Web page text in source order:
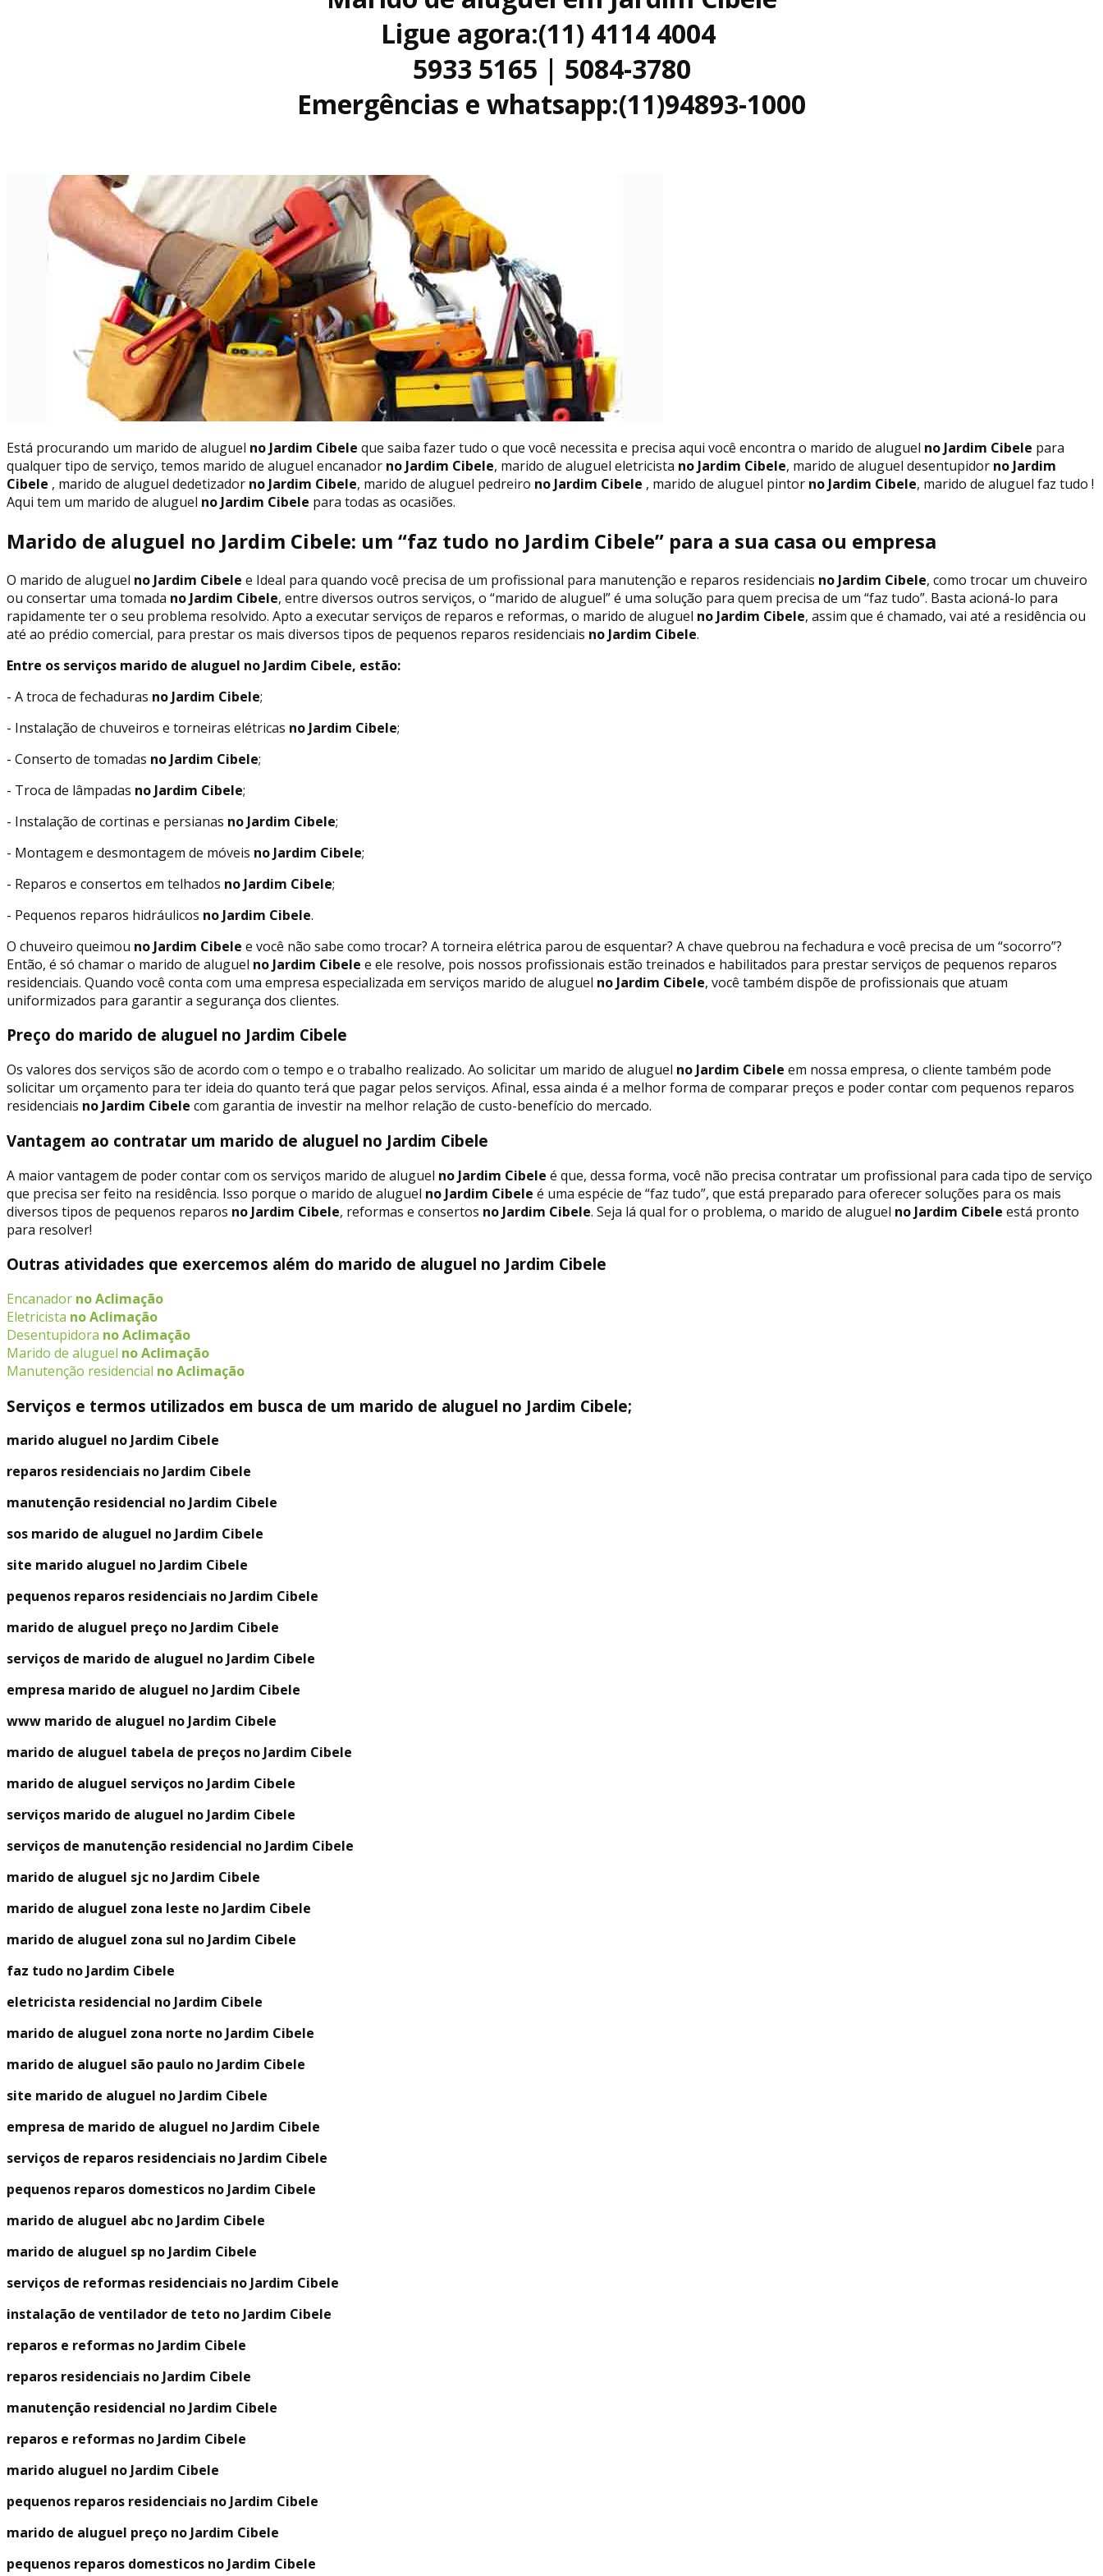
Ligue agora:(11) 4114 4004
5933 5165 | 5084-3780
Emergências e whatsapp:(11)94893-1000
Está procurando um marido de aluguel no Jardim Cibele que saiba fazer tudo o que você necessita e precisa aqui você encontra o marido de aluguel no Jardim Cibele para
qualquer tipo de serviço, temos marido de aluguel encanador no Jardim Cibele, marido de aluguel eletricista no Jardim Cibele, marido de aluguel desentupidor no Jardim
Cibele , marido de aluguel dedetizador no Jardim Cibele, marido de aluguel pedreiro no Jardim Cibele , marido de aluguel pintor no Jardim Cibele, marido de aluguel faz tudo !
Aqui tem um marido de aluguel no Jardim Cibele para todas as ocasiões.
Marido de aluguel no Jardim Cibele: um “faz tudo no Jardim Cibele” para a sua casa ou empresa
O marido de aluguel no Jardim Cibele e Ideal para quando você precisa de um profissional para manutenção e reparos residenciais no Jardim Cibele, como trocar um chuveiro
ou consertar uma tomada no Jardim Cibele, entre diversos outros serviços, o “marido de aluguel” é uma solução para quem precisa de um “faz tudo”. Basta acioná-lo para
rapidamente ter o seu problema resolvido. Apto a executar serviços de reparos e reformas, o marido de aluguel no Jardim Cibele, assim que é chamado, vai até a residência ou
até ao prédio comercial, para prestar os mais diversos tipos de pequenos reparos residenciais no Jardim Cibele.
Entre os serviços marido de aluguel no Jardim Cibele, estão:
- A troca de fechaduras no Jardim Cibele;
- Instalação de chuveiros e torneiras elétricas no Jardim Cibele;
- Conserto de tomadas no Jardim Cibele;
- Troca de lâmpadas no Jardim Cibele;
- Instalação de cortinas e persianas no Jardim Cibele;
- Montagem e desmontagem de móveis no Jardim Cibele;
- Reparos e consertos em telhados no Jardim Cibele;
- Pequenos reparos hidráulicos no Jardim Cibele.
O chuveiro queimou no Jardim Cibele e você não sabe como trocar? A torneira elétrica parou de esquentar? A chave quebrou na fechadura e você precisa de um “socorro”?
Então, é só chamar o marido de aluguel no Jardim Cibele e ele resolve, pois nossos profissionais estão treinados e habilitados para prestar serviços de pequenos reparos
residenciais. Quando você conta com uma empresa especializada em serviços marido de aluguel no Jardim Cibele, você também dispõe de profissionais que atuam
uniformizados para garantir a segurança dos clientes.
Preço do marido de aluguel no Jardim Cibele
Os valores dos serviços são de acordo com o tempo e o trabalho realizado. Ao solicitar um marido de aluguel no Jardim Cibele em nossa empresa, o cliente também pode
solicitar um orçamento para ter ideia do quanto terá que pagar pelos serviços. Afinal, essa ainda é a melhor forma de comparar preços e poder contar com pequenos reparos
residenciais no Jardim Cibele com garantia de investir na melhor relação de custo-benefício do mercado.
Vantagem ao contratar um marido de aluguel no Jardim Cibele
A maior vantagem de poder contar com os serviços marido de aluguel no Jardim Cibele é que, dessa forma, você não precisa contratar um profissional para cada tipo de serviço
que precisa ser feito na residência. Isso porque o marido de aluguel no Jardim Cibele é uma espécie de “faz tudo”, que está preparado para oferecer soluções para os mais
diversos tipos de pequenos reparos no Jardim Cibele, reformas e consertos no Jardim Cibele. Seja lá qual for o problema, o marido de aluguel no Jardim Cibele está pronto
para resolver!
Outras atividades que exercemos além do marido de aluguel no Jardim Cibele
Encanador no Aclimação
Eletricista no Aclimação
Desentupidora no Aclimação
Marido de aluguel no Aclimação
Manutenção residencial no Aclimação
Serviços e termos utilizados em busca de um marido de aluguel no Jardim Cibele;
marido aluguel no Jardim Cibele
reparos residenciais no Jardim Cibele
manutenção residencial no Jardim Cibele
sos marido de aluguel no Jardim Cibele
site marido aluguel no Jardim Cibele
pequenos reparos residenciais no Jardim Cibele
marido de aluguel preço no Jardim Cibele
serviços de marido de aluguel no Jardim Cibele
empresa marido de aluguel no Jardim Cibele
www marido de aluguel no Jardim Cibele
marido de aluguel tabela de preços no Jardim Cibele
marido de aluguel serviços no Jardim Cibele
serviços marido de aluguel no Jardim Cibele
serviços de manutenção residencial no Jardim Cibele
marido de aluguel sjc no Jardim Cibele
marido de aluguel zona leste no Jardim Cibele
marido de aluguel zona sul no Jardim Cibele
faz tudo no Jardim Cibele
eletricista residencial no Jardim Cibele
marido de aluguel zona norte no Jardim Cibele
marido de aluguel são paulo no Jardim Cibele
site marido de aluguel no Jardim Cibele
empresa de marido de aluguel no Jardim Cibele
serviços de reparos residenciais no Jardim Cibele
pequenos reparos domesticos no Jardim Cibele
marido de aluguel abc no Jardim Cibele
marido de aluguel sp no Jardim Cibele
serviços de reformas residenciais no Jardim Cibele
instalação de ventilador de teto no Jardim Cibele
reparos e reformas no Jardim Cibele
reparos residenciais no Jardim Cibele
manutenção residencial no Jardim Cibele
reparos e reformas no Jardim Cibele
marido aluguel no Jardim Cibele
pequenos reparos residenciais no Jardim Cibele
marido de aluguel preço no Jardim Cibele
pequenos reparos domesticos no Jardim Cibele